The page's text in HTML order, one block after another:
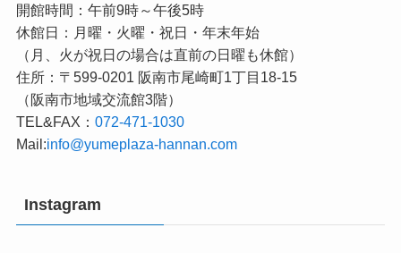
開館時間：午前9時～午後5時
休館日：月曜・火曜・祝日・年末年始
（月、火が祝日の場合は直前の日曜も休館）
住所：〒599-0201 阪南市尾崎町1丁目18-15
（阪南市地域交流館3階）
TEL&FAX： 072-471-1030
Mail:info@yumeplaza-hannan.com
Instagram